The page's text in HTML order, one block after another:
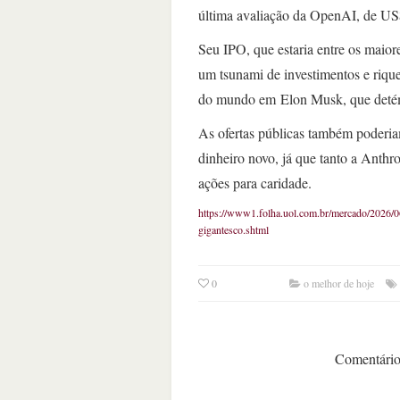
última avaliação da OpenAI, de
Seu IPO, que estaria entre os
um tsunami de investimentos e
do mundo em Elon Musk, que
As ofertas públicas também
dinheiro novo, já que tanto a
ações para caridade.
https://www1.folha.uol.com.br/mercado/2026/
gigantesco.shtml
0 o melhor de hoje